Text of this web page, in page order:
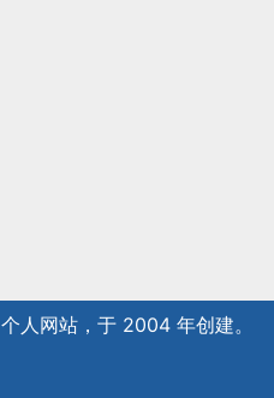
个人网站，于 2004 年创建。